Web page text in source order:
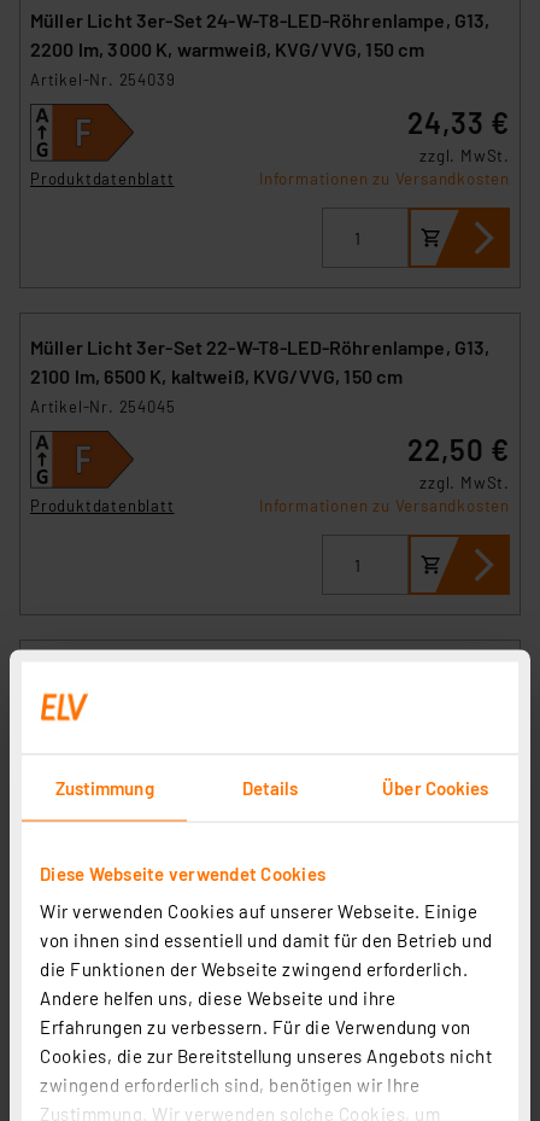
Zustimmung Details Über Cookies
Diese Webseite verwendet Cookies
Wir verwenden Cookies auf unserer Webseite. Einige
von ihnen sind essentiell und damit für den Betrieb und
die Funktionen der Webseite zwingend erforderlich.
Andere helfen uns, diese Webseite und ihre
Erfahrungen zu verbessern. Für die Verwendung von
Cookies, die zur Bereitstellung unseres Angebots nicht
zwingend erforderlich sind, benötigen wir Ihre
Zustimmung. Wir verwenden solche Cookies, um
Müller Licht 3er-Set 24-W-T8-LED-Röhrenlampe, G13,
2200 lm, 3000 K, warmweiß, KVG/VVG, 150 cm
Artikel-Nr. 254039
Produktdatenblatt
24,33 €
zzgl. MwSt.
Informationen zu Versandkosten
Müller Licht 3er-Set 22-W-T8-LED-Röhrenlampe, G13,
2100 lm, 6500 K, kaltweiß, KVG/VVG, 150 cm
Artikel-Nr. 254045
Produktdatenblatt
22,50 €
zzgl. MwSt.
Informationen zu Versandkosten
lm, 4000 K, neutralweiß, KVG/VVG, Glas, 150 cm
Artikel-Nr. 254019
14,28 €